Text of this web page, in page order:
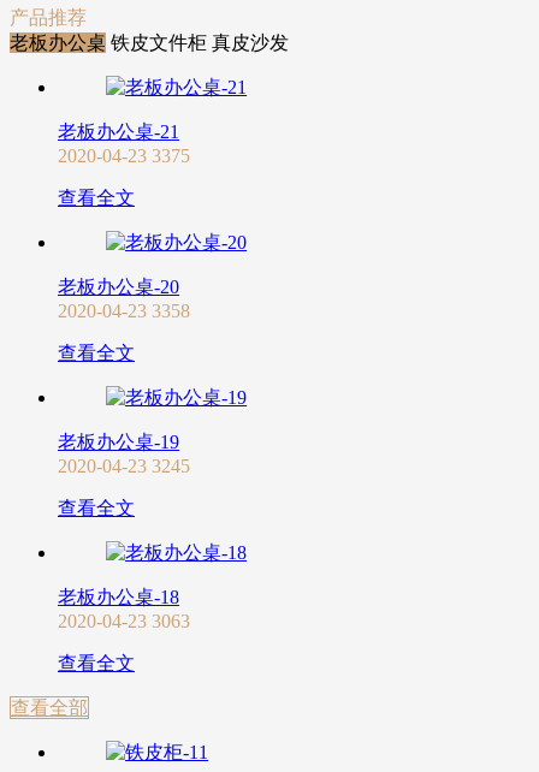
产品推荐
老板办公桌 铁皮文件柜 真皮沙发
老板办公桌-21
2020-04-23 3375
查看全文
老板办公桌-20
2020-04-23 3358
查看全文
老板办公桌-19
2020-04-23 3245
查看全文
老板办公桌-18
2020-04-23 3063
查看全文
查看全部